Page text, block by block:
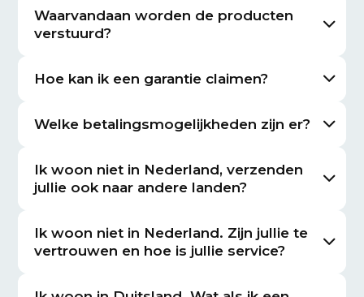
Waarvandaan worden de producten
verstuurd?
Hoe kan ik een garantie claimen?
Welke betalingsmogelijkheden zijn er?
Ik woon niet in Nederland, verzenden
jullie ook naar andere landen?
Ik woon niet in Nederland. Zijn jullie te
vertrouwen en hoe is jullie service?